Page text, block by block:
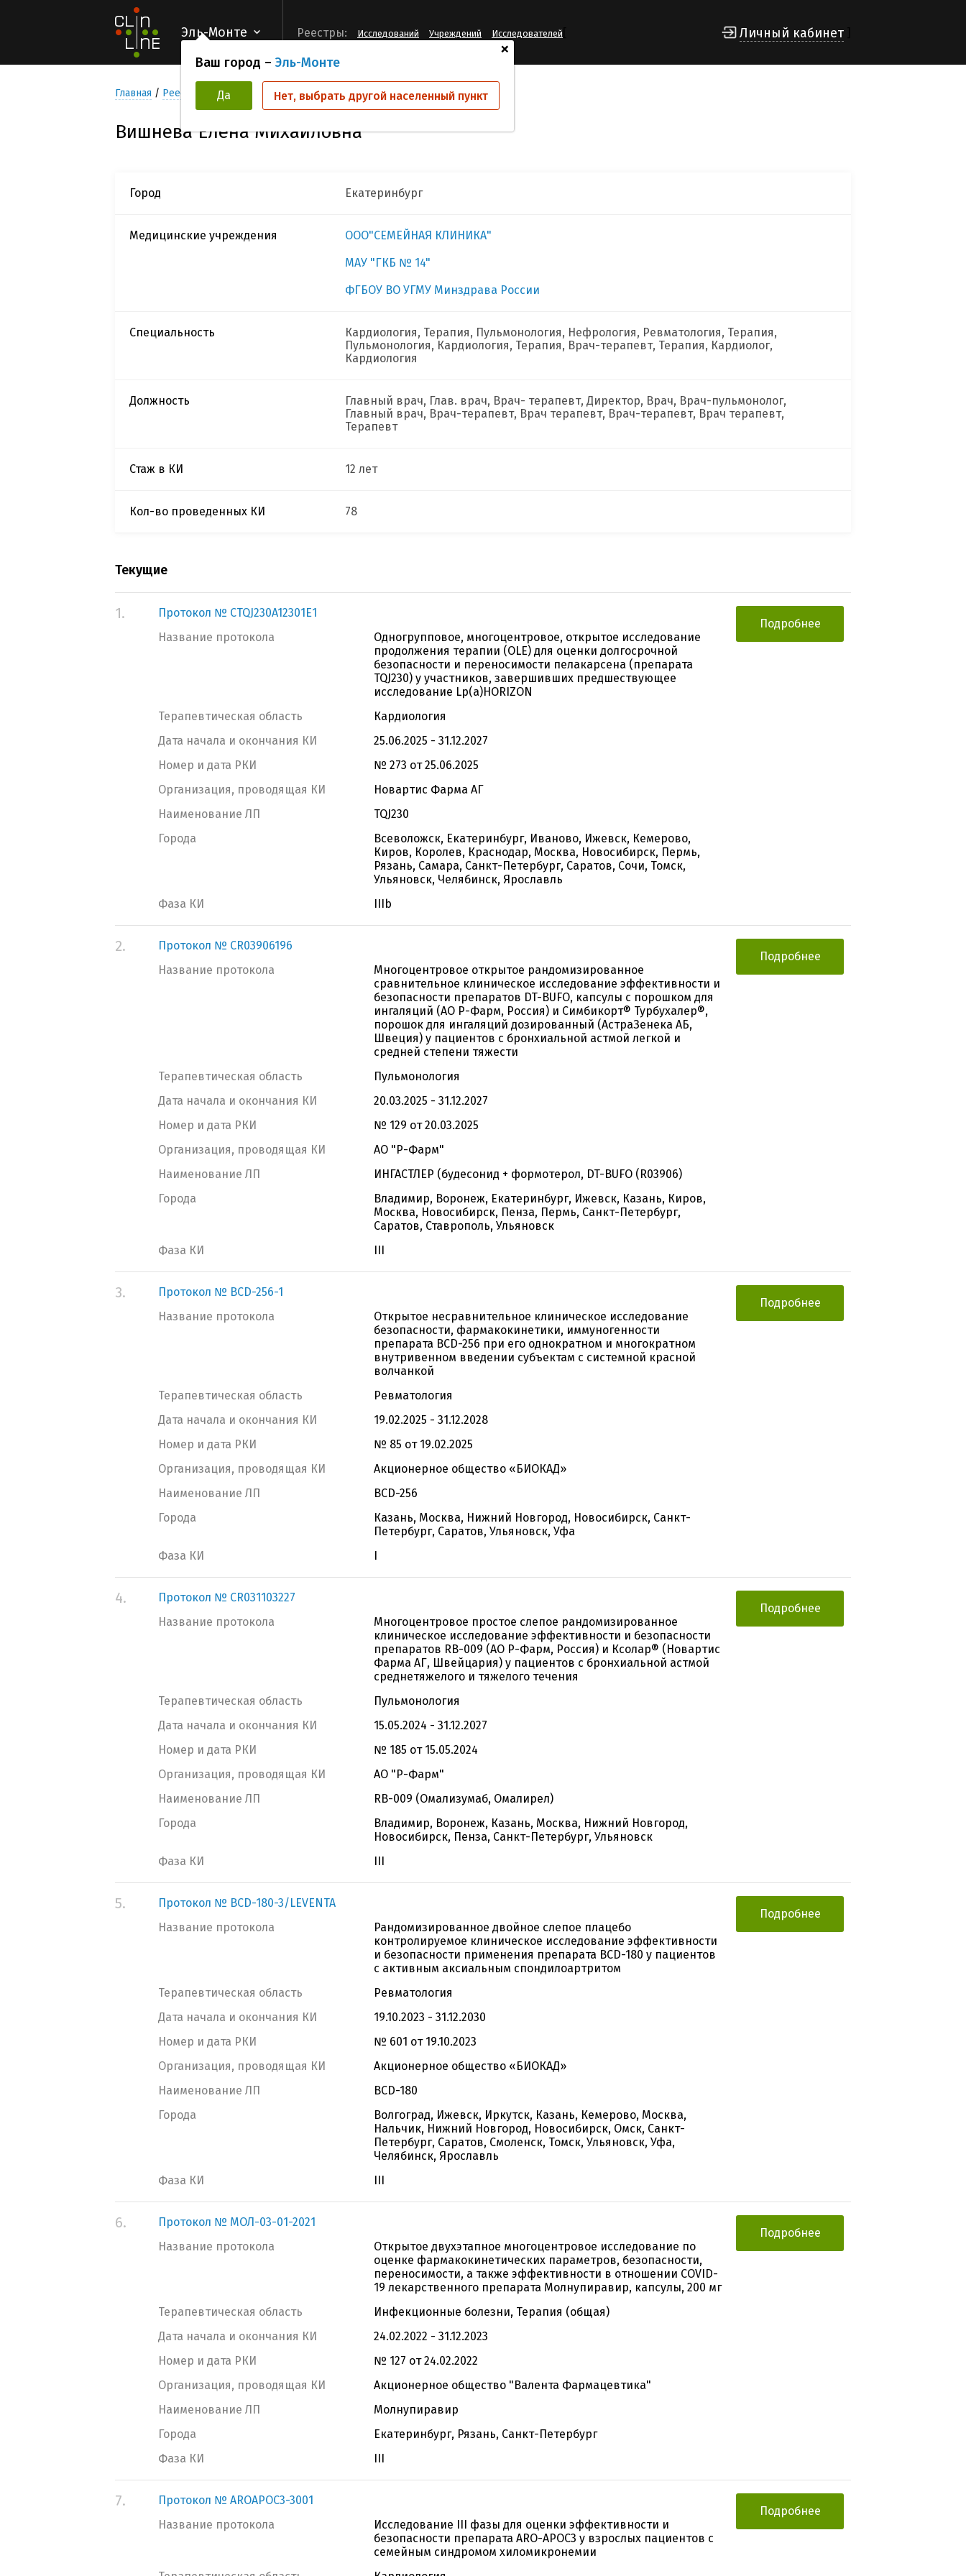
Эль-Монте
+
Ваш город – Эль-Монте
Да Нет, выбрать другой населенный пункт
Реестры: Исследований Учреждений Исследователей Личный кабинет
Главная Реестр Исследователей Вишнева Елена Михайловна
Вишнева Елена Михайловна
Город Екатеринбург
Медицинские учреждения
ООО"СЕМЕЙНАЯ КЛИНИКА"
МАУ "ГКБ № 14"
ФГБОУ ВО УГМУ Минздрава России
Специальность
Кардиология, Терапия, Пульмонология, Нефрология, Ревматология, Терапия,
Пульмонология, Кардиология, Терапия, Врач-терапевт, Терапия, Кардиолог,
Кардиология
Должность
Главный врач, Глав. врач, Врач- терапевт, Директор, Врач, Врач-пульмонолог,
Главный врач, Врач-терапевт, Врач терапевт, Врач-терапевт, Врач терапевт,
Терапевт
Стаж в КИ 12 лет
Кол-во проведенных КИ 78
Текущие
1.
Протокол № CTQJ230A12301E1
Название протокола
Одногрупповое, многоцентровое, открытое исследование
продолжения терапии (OLE) для оценки долгосрочной
безопасности и переносимости пелакарсена (препарата
TQJ230) у участников, завершивших предшествующее
исследование Lp(a)HORIZON
Терапевтическая область
Кардиология
Дата начала и окончания КИ
25.06.2025 - 31.12.2027
Номер и дата РКИ
№ 273 от 25.06.2025
Организация, проводящая КИ
Новартис Фарма АГ
Наименование ЛП
TQJ230
Города
Всеволожск, Екатеринбург, Иваново, Ижевск, Кемерово,
Киров, Королев, Краснодар, Москва, Новосибирск, Пермь,
Рязань, Самара, Санкт-Петербург, Саратов, Сочи, Томск,
Ульяновск, Челябинск, Ярославль
Фаза КИ
IIIb
Подробнее
2.
Протокол № CR03906196
Название протокола
Многоцентровое открытое рандомизированное
сравнительное клиническое исследование эффективности и
безопасности препаратов DT-BUFO, капсулы с порошком для
ингаляций (АО Р-Фарм, Россия) и Симбикорт® Турбухалер®,
порошок для ингаляций дозированный (АстраЗенека АБ,
Швеция) у пациентов с бронхиальной астмой легкой и
средней степени тяжести
Терапевтическая область
Пульмонология
Дата начала и окончания КИ
20.03.2025 - 31.12.2027
Номер и дата РКИ
№ 129 от 20.03.2025
Организация, проводящая КИ
АО "Р-Фарм"
Наименование ЛП
ИНГАСТЛЕР (будесонид + формотерол, DT-BUFO (R03906)
Города
Владимир, Воронеж, Екатеринбург, Ижевск, Казань, Киров,
Москва, Новосибирск, Пенза, Пермь, Санкт-Петербург,
Саратов, Ставрополь, Ульяновск
Фаза КИ
III
Подробнее
3.
Протокол № BCD-256-1
Название протокола
Открытое несравнительное клиническое исследование
безопасности, фармакокинетики, иммуногенности
препарата BCD-256 при его однократном и многократном
внутривенном введении субъектам с системной красной
волчанкой
Терапевтическая область
Ревматология
Дата начала и окончания КИ
19.02.2025 - 31.12.2028
Номер и дата РКИ
№ 85 от 19.02.2025
Организация, проводящая КИ
Акционерное общество «БИОКАД»
Наименование ЛП
BCD-256
Города
Казань, Москва, Нижний Новгород, Новосибирск, Санкт-
Петербург, Саратов, Ульяновск, Уфа
Фаза КИ
I
Подробнее
4.
Протокол № CR031103227
Название протокола
Многоцентровое простое слепое рандомизированное
клиническое исследование эффективности и безопасности
препаратов RB-009 (АО Р-Фарм, Россия) и Ксолар® (Новартис
Фарма АГ, Швейцария) у пациентов с бронхиальной астмой
среднетяжелого и тяжелого течения
Терапевтическая область
Пульмонология
Дата начала и окончания КИ
15.05.2024 - 31.12.2027
Номер и дата РКИ
№ 185 от 15.05.2024
Организация, проводящая КИ
АО "Р-Фарм"
Наименование ЛП
RB-009 (Омализумаб, Омалирел)
Города
Владимир, Воронеж, Казань, Москва, Нижний Новгород,
Новосибирск, Пенза, Санкт-Петербург, Ульяновск
Фаза КИ
III
Подробнее
5.
Протокол № BCD-180-3/LEVENTA
Название протокола
Рандомизированное двойное слепое плацебо
контролируемое клиническое исследование эффективности
и безопасности применения препарата BCD-180 у пациентов
с активным аксиальным спондилоартритом
Терапевтическая область
Ревматология
Дата начала и окончания КИ
19.10.2023 - 31.12.2030
Номер и дата РКИ
№ 601 от 19.10.2023
Организация, проводящая КИ
Акционерное общество «БИОКАД»
Наименование ЛП
BCD-180
Города
Волгоград, Ижевск, Иркутск, Казань, Кемерово, Москва,
Нальчик, Нижний Новгород, Новосибирск, Омск, Санкт-
Петербург, Саратов, Смоленск, Томск, Ульяновск, Уфа,
Челябинск, Ярославль
Фаза КИ
III
Подробнее
6.
Протокол № МОЛ-03-01-2021
Название протокола
Открытое двухэтапное многоцентровое исследование по
оценке фармакокинетических параметров, безопасности,
переносимости, а также эффективности в отношении COVID-
19 лекарственного препарата Молнупиравир, капсулы, 200 мг
Терапевтическая область
Инфекционные болезни, Терапия (общая)
Дата начала и окончания КИ
24.02.2022 - 31.12.2023
Номер и дата РКИ
№ 127 от 24.02.2022
Организация, проводящая КИ
Акционерное общество "Валента Фармацевтика"
Наименование ЛП
Молнупиравир
Города
Екатеринбург, Рязань, Санкт-Петербург
Фаза КИ
III
Подробнее
7.
Протокол № AROAPOC3-3001
Название протокола
Исследование III фазы для оценки эффективности и
безопасности препарата ARO-APOC3 у взрослых пациентов c
семейным синдромом хиломикронемии
Подробнее